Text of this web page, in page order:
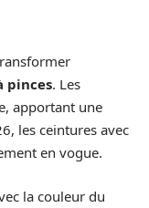
pinces. Les
apportant une
les ceintures avec
en vogue.
la couleur du